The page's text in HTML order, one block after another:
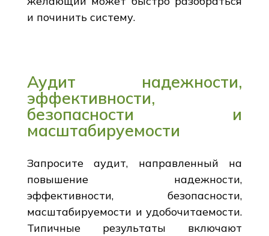
и починить систему.
Аудит надежности,
эффективности,
безопасности и
масштабируемости
Запросите аудит, направленный на
повышение надежности,
эффективности, безопасности,
масштабируемости и удобочитаемости.
Типичные результаты включают